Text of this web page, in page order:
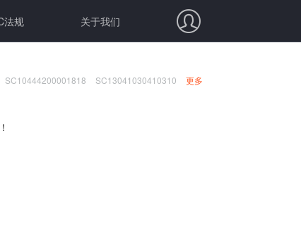
法规 关于我们
SC10444200001818 SC13041030410310 更多